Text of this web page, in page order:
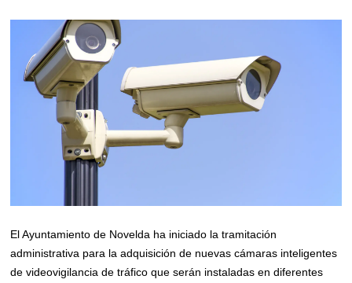
El Ayuntamiento de Novelda ha iniciado la tramitación
administrativa para la adquisición de nuevas cámaras inteligentes
de videovigilancia de tráfico que serán instaladas en diferentes